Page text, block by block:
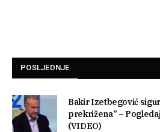
POSLJEDNJE
Bakir Izetbegović
prekrižena” –
(VIDEO)